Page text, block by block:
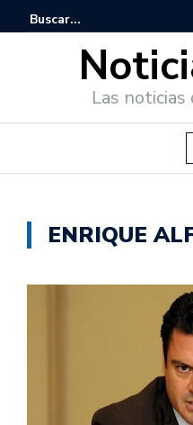
Las noticias
ENRIQUE